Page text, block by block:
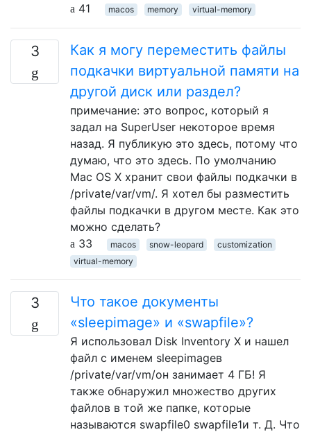
41
macos memory virtual-memory
3
Как я могу переместить файлы
подкачки виртуальной памяти на
другой диск или раздел?
примечание: это вопрос, который я
задал на SuperUser некоторое время
назад. Я публикую это здесь, потому что
думаю, что это здесь. По умолчанию
Mac OS X хранит свои файлы подкачки в
/private/var/vm/. Я хотел бы разместить
файлы подкачки в другом месте. Как это
можно сделать?
33
macos snow-leopard
customization
virtual-memory
3
Что такое документы
«sleepimage» и «swapfile»?
Я использовал Disk Inventory X и нашел
файл с именем sleepimageв
/private/var/vm/он занимает 4 ГБ! Я
также обнаружил множество других
файлов в той же папке, которые
называются swapfile0 swapfile1и т. Д. Что